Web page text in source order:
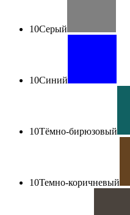
10Серый
10Синий
10Тёмно-бирюзовый
10Темно-коричневый